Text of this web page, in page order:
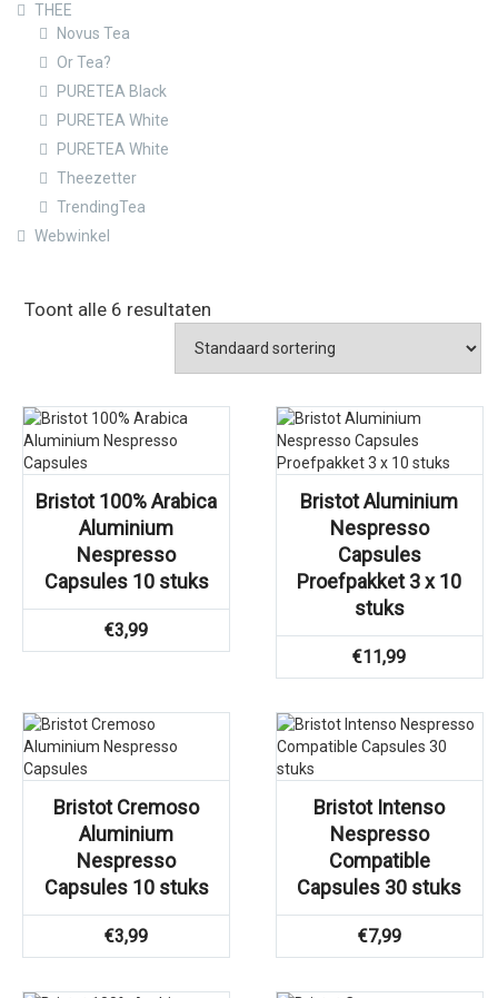
THEE
Novus Tea
Or Tea?
PURETEA Black
PURETEA White
PURETEA White
Theezetter
TrendingTea
Webwinkel
Toont alle 6 resultaten
Bristot 100% Arabica
Aluminium
Nespresso
Capsules 10 stuks
€3,99
Bristot Aluminium
Nespresso
Capsules
Proefpakket 3 x 10
stuks
€11,99
Bristot Cremoso
Aluminium
Nespresso
Capsules 10 stuks
€3,99
Bristot Intenso
Nespresso
Compatible
Capsules 30 stuks
€7,99